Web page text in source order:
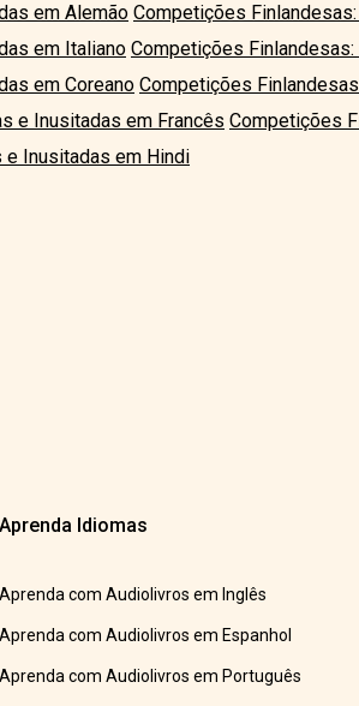
em Alemão Competições
em Italiano Competições
em Coreano Competições
e Inusitadas em Francês Competições
Inusitadas em Hindi
Aprenda Idiomas
Aprenda com Audiolivros em Inglês
Aprenda com Audiolivros em Espanhol
Aprenda com Audiolivros em Português